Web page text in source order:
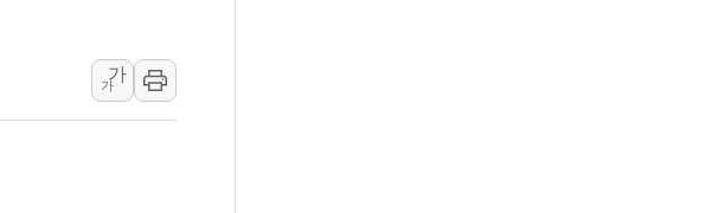
중단 명령…트럼프 제동
', 최근 1주일 이상 '올스톱'… 美 해상봉쇄 영향
장은 "또 개입했나" 촉각
...美 고용 쇼크에 반도체주 '활짝'
가
가